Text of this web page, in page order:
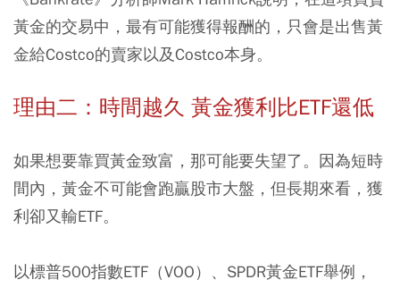
黃金的交易中，最有可能獲得報酬的，只會是出售黃
金給Costco的賣家以及Costco本身。
理由二：時間越久 黃金獲利比ETF還低
如果想要靠買黃金致富，那可能要失望了。因為短時
間內，黃金不可能會跑贏股市大盤，但長期來看，獲
利卻又輸ETF。
以標普500指數ETF（VOO）、SPDR黃金ETF舉例，